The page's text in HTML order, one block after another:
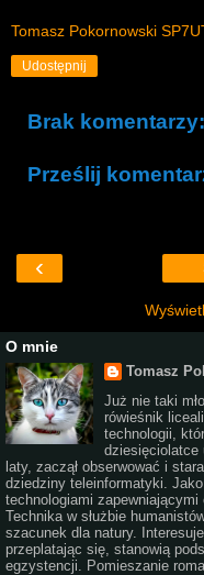
Tomasz Pokornowski
Udostępnij
Brak komentarzy:
Prześlij
‹
O mnie
Tomasz
Już nie taki
rówieśnik
technologii,
dziesięciolatce
laty, zaczął obserwować i
dziedziny teleinformatyki.
technologiami
Technika w służbie
szacunek dla natury.
przeplatając się, stanowią
egzystencji. Pomieszanie